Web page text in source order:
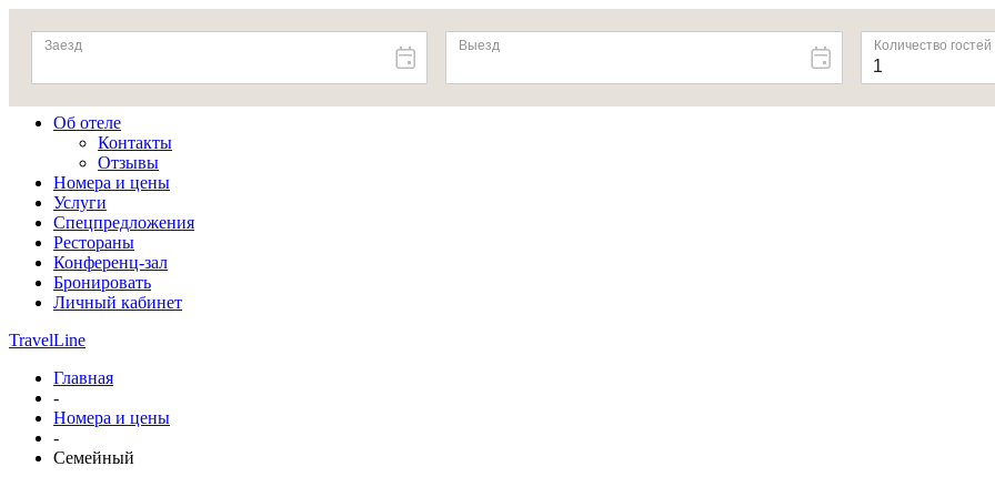
Об отеле
Контакты
Отзывы
Номера и цены
Услуги
Спецпредложения
Рестораны
Конференц-зал
Бронировать
Личный кабинет
TravelLine
Главная
-
Номера и цены
-
Семейный